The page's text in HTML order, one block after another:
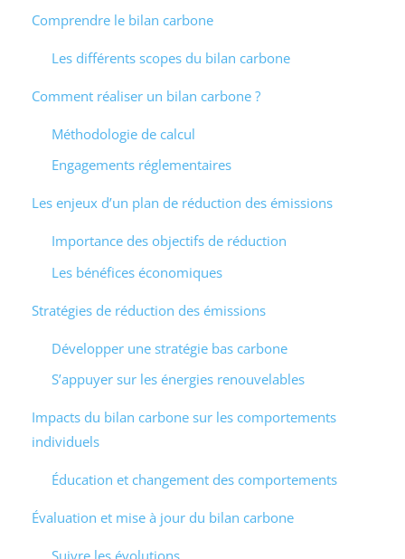
Comprendre le bilan carbone
Les différents scopes du bilan carbone
Comment réaliser un bilan carbone ?
Méthodologie de calcul
Engagements réglementaires
Les enjeux d’un plan de réduction des émissions
Importance des objectifs de réduction
Les bénéfices économiques
Stratégies de réduction des émissions
Développer une stratégie bas carbone
S’appuyer sur les énergies renouvelables
Impacts du bilan carbone sur les comportements
individuels
Éducation et changement des comportements
Évaluation et mise à jour du bilan carbone